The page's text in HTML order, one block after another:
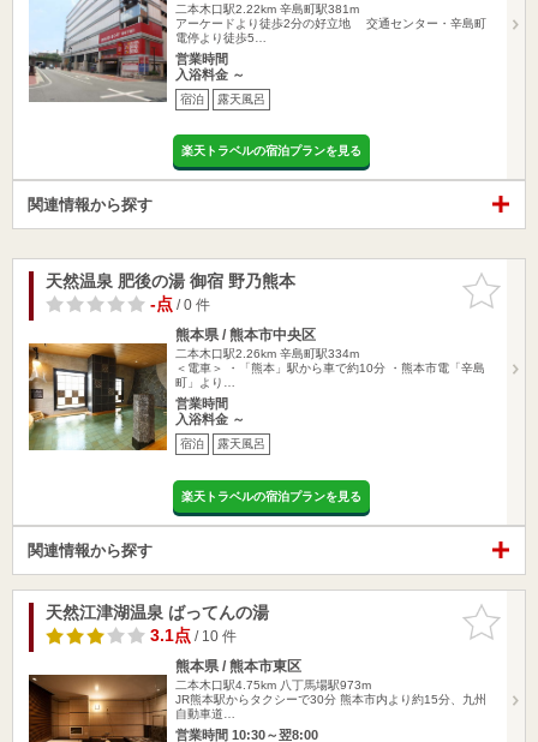
二本木口駅2.22km 辛島町駅381m
アーケードより徒歩2分の好立地 交通センター・辛島町
電停より徒歩5…
営業時間
入浴料金 ～
宿泊 露天風呂
楽天トラベルの宿泊プランを見る
関連情報から探す
お気に入
りに追加
天然温泉 肥後の湯 御宿 野乃熊本
-点/ 0 件
熊本県 / 熊本市中央区
二本木口駅2.26km 辛島町駅334m
＜電車＞ ・「熊本」駅から車で約10分 ・熊本市電「辛島
町」より…
営業時間
入浴料金 ～
宿泊 露天風呂
楽天トラベルの宿泊プランを見る
関連情報から探す
お気に入
りに追加
天然江津湖温泉 ばってんの湯
3.1点/ 10 件
熊本県 / 熊本市東区
二本木口駅4.75km 八丁馬場駅973m
JR熊本駅からタクシーで30分 熊本市内より約15分、九州
自動車道…
営業時間 10:30～翌8:00